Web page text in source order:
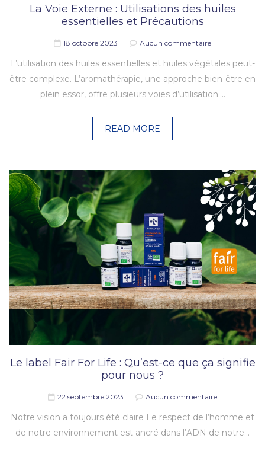
La Voie Externe : Utilisations des huiles
essentielles et Précautions
18 octobre 2023 Aucun commentaire
L’utilisation des huiles essentielles et huiles végétales peut-
être complexe. L’aromathérapie, une approche bien-être en
plein essor, offre plusieurs voies d’utilisation.…
READ MORE
Le label Fair For Life : Qu’est-ce que ça signifie
pour nous ?
22 septembre 2023 Aucun commentaire
Notre vision a toujours été claire Le respect de l’homme et
de notre environnement est ancré dans l’ADN de notre…